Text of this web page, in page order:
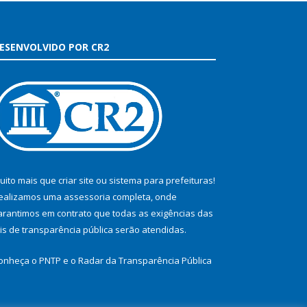
POR CR2
mais que criar site ou sistema para prefeituras!
uma assessoria completa, onde
em contrato que todas as exigências das
de transparência pública serão atendidas.
o PNTP e o Radar da Transparência Pública